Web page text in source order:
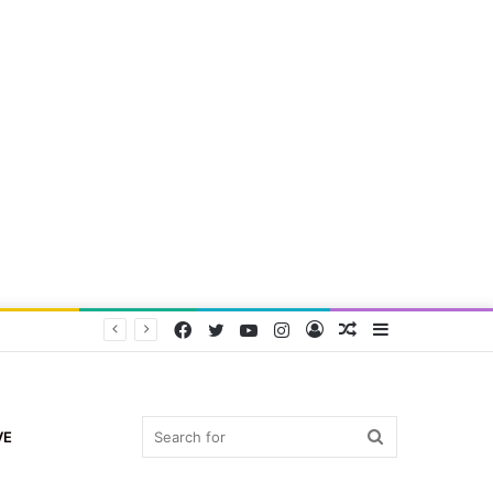
Random
Log
Instagram
YouTube
Twitter
Facebook